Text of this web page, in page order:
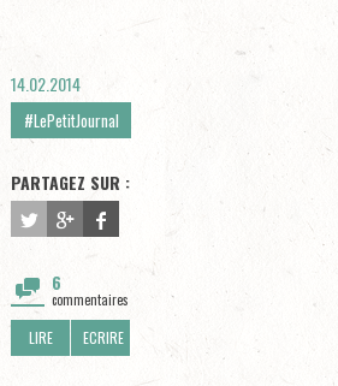
14.02.2014
#LePetitJournal
PARTAGEZ SUR :
6
commentaires
LIRE ECRIRE